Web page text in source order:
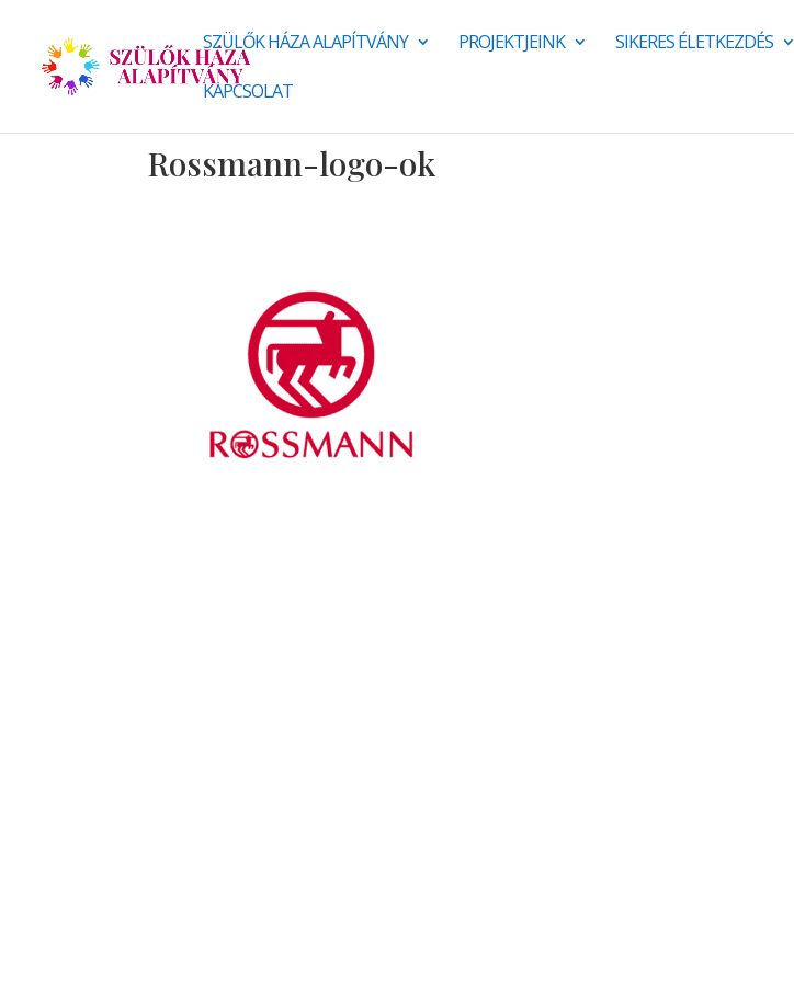
SZÜLŐK HÁZA ALAPÍTVÁNY PROJEKTJEINK SIKERES ÉLETKEZDÉS
KAPCSOLAT
Rossmann-logo-ok